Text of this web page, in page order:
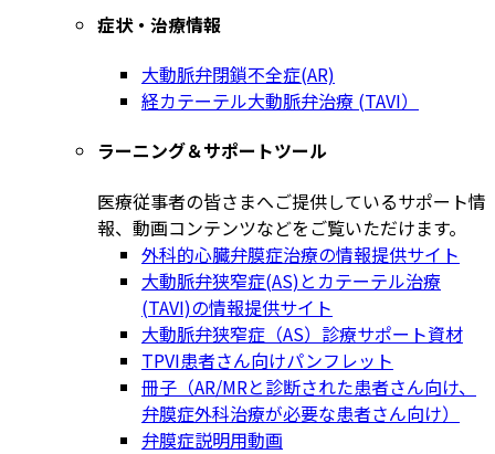
症状・治療情報
大動脈弁閉鎖不全症(AR)
経カテーテル大動脈弁治療 (TAVI）
ラーニング＆サポートツール
医療従事者の皆さまへご提供しているサポート情
報、動画コンテンツなどをご覧いただけます。
外科的心臓弁膜症治療の情報提供サイト
大動脈弁狭窄症(AS)とカテーテル治療
(TAVI)の情報提供サイト
大動脈弁狭窄症（AS）診療サポート資材
TPVI患者さん向けパンフレット
冊子（AR/MRと診断された患者さん向け、
弁膜症外科治療が必要な患者さん向け）
弁膜症説明用動画